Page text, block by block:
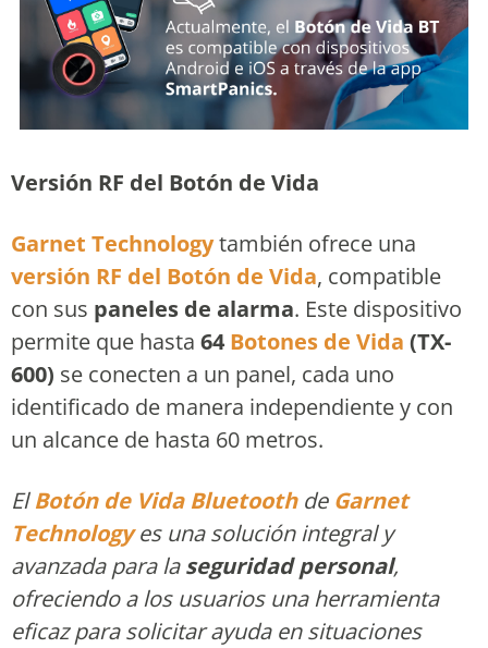
Versión RF del Botón de Vida
Garnet Technologytambién ofrece una
versión RF del Botón de Vida, compatible
con sus paneles de alarma. Este dispositivo
permite que hasta 64 Botones de Vida (TX-
600) se conecten a un panel, cada uno
identificado de manera independiente y con
un alcance de hasta 60 metros.
ElBotón de Vida Bluetoothde Garnet
Technologyes una solución integral y
avanzada para laseguridad personal,
ofreciendo a los usuarios una herramienta
eficaz para solicitar ayuda en situaciones